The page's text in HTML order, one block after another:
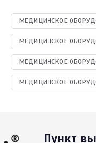
МЕДИЦИНСКОЕ
МЕДИЦИНСКОЕ
МЕДИЦИНСКОЕ
МЕДИЦИНСКОЕ
Пункт